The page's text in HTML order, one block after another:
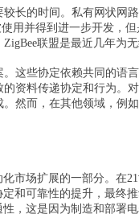
的时间。私有网状网路
用并得到进一步开发，
联盟是最近几年为
些协定依赖共同的语
资料传递协定和行为。
然而，在其他领域，例
场扩展的一部分。在
和可靠性的提升，最终
，这是因为制造和部署